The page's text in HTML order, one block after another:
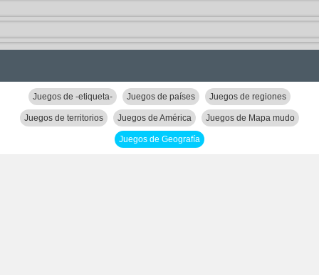
Juegos de -etiqueta- Juegos de países Juegos de regiones
Juegos de territorios Juegos de América Juegos de Mapa mudo
Juegos de Geografía